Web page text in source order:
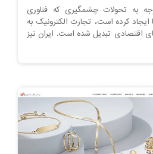
به تحولات چشمگیری که فناوری
ایجاد کرده است، تجارت الکترونیک به
اقتصادی تبدیل شده است. ایران نیز
به رشد در منطقه، پتانسیل عظیمی
الکترونیک دارد. در این میان،
کشور هستند.